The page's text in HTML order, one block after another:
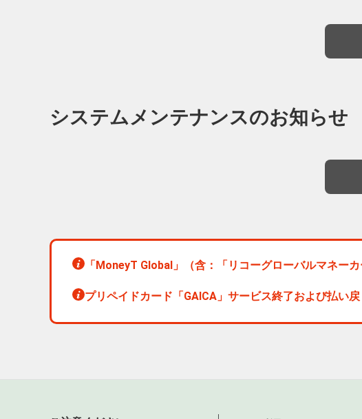
システムメンテナンスのお知らせ
「MoneyT Global」（含：「リコーグローバルマネー
プリペイドカード「GAICA」サービス終了および払い